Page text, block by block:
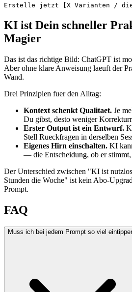
KI ist Dein schneller
Magier
Das ist das richtige Bild: ChatGPT ist
Aber ohne klare Anweisung laeuft der
Wand.
Drei Prinzipien fuer den Alltag:
Kontext schenkt Qualitaet. Je
Du gibst, desto weniger
Erster Output ist ein Entwurf.
Stell Rueckfragen in derselben
Eigenes Hirn einschalten. KI
— die Entscheidung, ob er
Der Unterschied zwischen "KI ist
Stunden die Woche" ist kein Abo-
Prompt.
FAQ
Muss ich bei jedem Prompt so viel